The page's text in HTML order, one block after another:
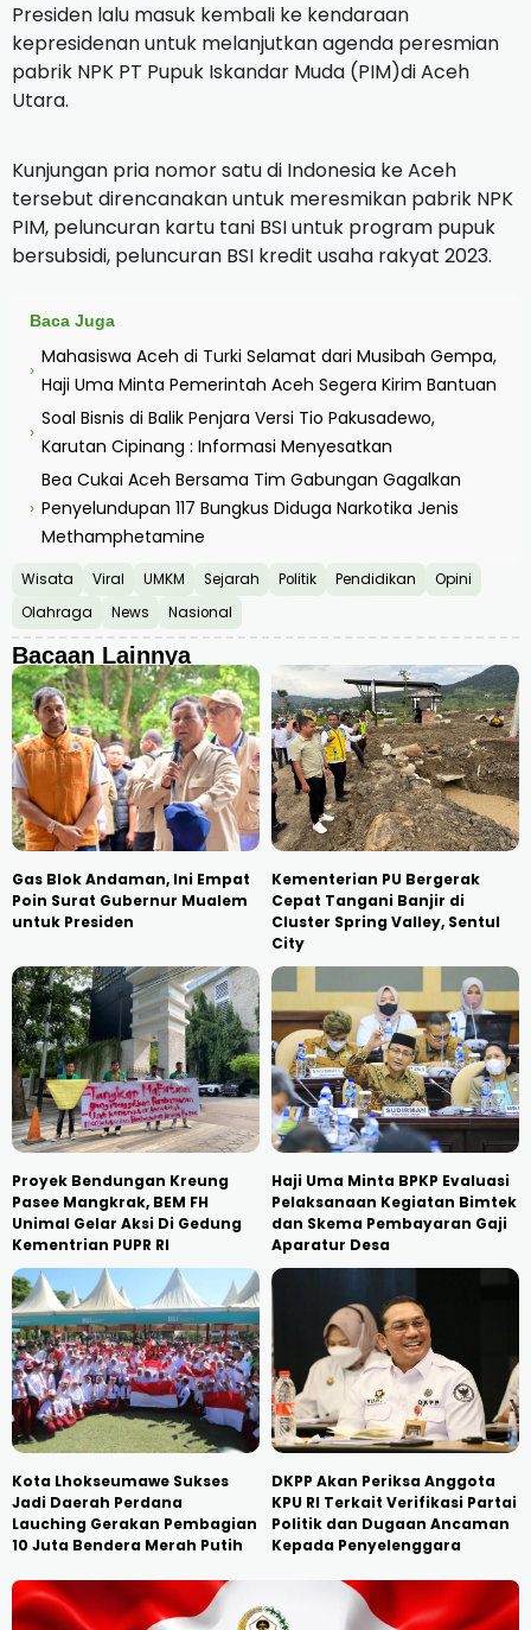
Presiden lalu masuk kembali ke kendaraan
kepresidenan untuk melanjutkan agenda peresmian
pabrik NPK PT Pupuk Iskandar Muda (PIM)di Aceh
Utara.
Kunjungan pria nomor satu di Indonesia ke Aceh
tersebut direncanakan untuk meresmikan pabrik NPK
PIM, peluncuran kartu tani BSI untuk program pupuk
bersubsidi, peluncuran BSI kredit usaha rakyat 2023.
Baca Juga
›
Mahasiswa Aceh di Turki Selamat dari Musibah Gempa,
Haji Uma Minta Pemerintah Aceh Segera Kirim Bantuan
›
Soal Bisnis di Balik Penjara Versi Tio Pakusadewo,
Karutan Cipinang : Informasi Menyesatkan
›
Bea Cukai Aceh Bersama Tim Gabungan Gagalkan
Penyelundupan 117 Bungkus Diduga Narkotika Jenis
Methamphetamine
Wisata Viral UMKM Sejarah Politik Pendidikan
Opini
Olahraga
News Nasional
Bacaan Lainnya
Gas Blok Andaman, Ini Empat
Poin Surat Gubernur Mualem
untuk Presiden
Kementerian PU Bergerak
Cepat Tangani Banjir di
Cluster Spring Valley, Sentul
City
Proyek Bendungan Kreung
Pasee Mangkrak, BEM FH
Unimal Gelar Aksi Di Gedung
Kementrian PUPR RI
Haji Uma Minta BPKP Evaluasi
Pelaksanaan Kegiatan Bimtek
dan Skema Pembayaran Gaji
Aparatur Desa
Kota Lhokseumawe Sukses
Jadi Daerah Perdana
Lauching Gerakan Pembagian
10 Juta Bendera Merah Putih
DKPP Akan Periksa Anggota
KPU RI Terkait Verifikasi Partai
Politik dan Dugaan Ancaman
Kepada Penyelenggara